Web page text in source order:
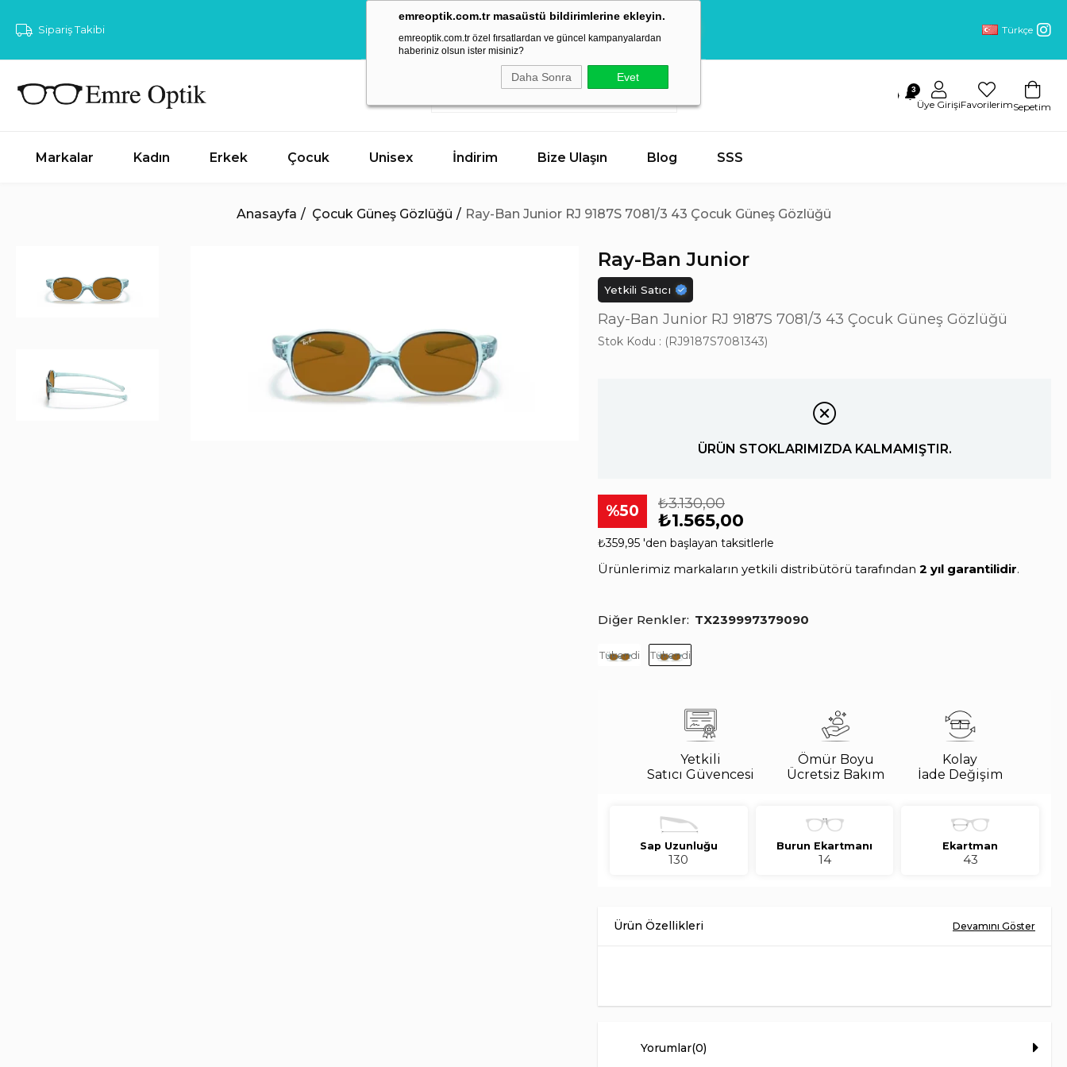
emreoptik.com.tr masaüstü bildirimlerine ekleyin.
emreoptik.com.tr özel fırsatlardan ve güncel kampanyalardan
haberiniz olsun ister misiniz?
Daha Sonra Evet
Sipariş Takibi
Mega Yaz
Başladı!
Türkçe
🔔
3
Üye GirişiFavorilerimSepetim
Markalar Kadın Erkek Çocuk Unisex İndirim Bize Ulaşın Blog SSS
Anasayfa Çocuk Güneş Gözlüğü Ray-Ban Junior RJ 9187S 7081/3 43 Çocuk Güneş Gözlüğü
Ray-Ban Junior
Yetkili Satıcı
Ray-Ban Junior RJ 9187S 7081/3 43 Çocuk Güneş Gözlüğü
Stok Kodu (RJ9187S7081343)
ÜRÜN STOKLARIMIZDA KALMAMIŞTIR.
50 ₺3.130,00
₺1.565,00
₺359,95 'den başlayan taksitlerle
Ürünlerimiz markaların yetkili distribütörü tarafından 2 yıl garantilidir.
Diğer Renkler TX239997379090
Tükendi Tükendi
Yetkili
Satıcı Güvencesi
Ömür Boyu
Ücretsiz Bakım
Kolay
İade Değişim
Sap Uzunluğu
130
Burun Ekartmanı
14
Ekartman
43
Çocuk ve genç kullanımına uygun tasarım çizgisiyle bu model, şehir stilinden yaz
Yorumlar(0)